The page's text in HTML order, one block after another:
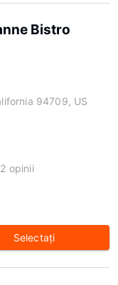
Bistro
94709, US
opinii
Selectaţi